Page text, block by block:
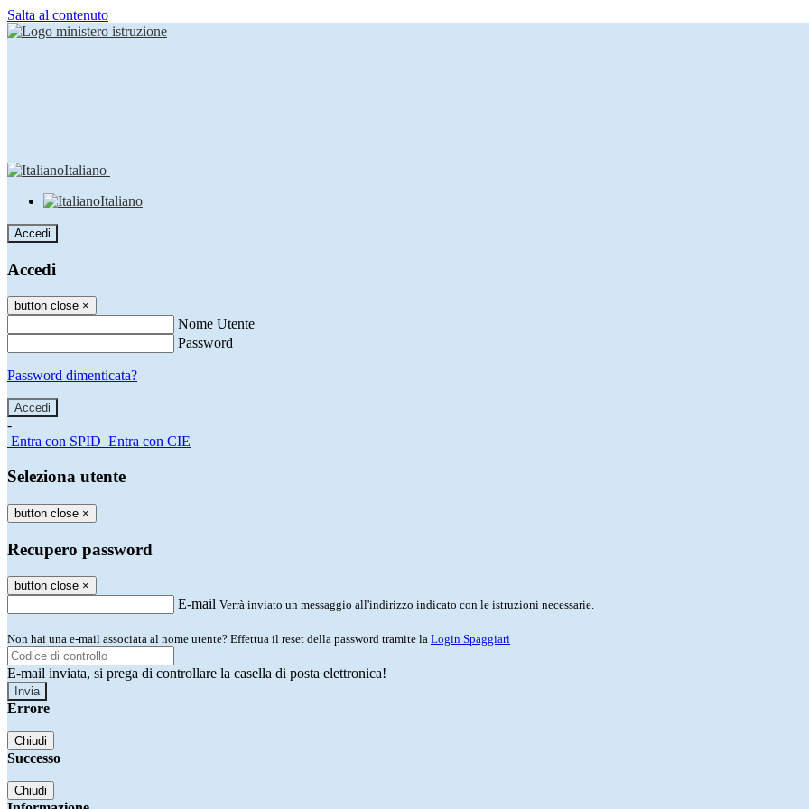
Salta al contenuto
Italiano
Italiano
Accedi
Accedi
button close ×
Nome Utente
Password
Password dimenticata?
-
Entra con SPID Entra con CIE
Seleziona utente
button close ×
Recupero password
button close ×
E-mail Verrà inviato un messaggio all'indirizzo indicato con le istruzioni necessarie.
Non hai una e-mail associata al nome utente? Effettua il reset della password tramite la Login Spaggiari
E-mail inviata, si prega di controllare la casella di posta elettronica!
Errore
Chiudi
Successo
Chiudi